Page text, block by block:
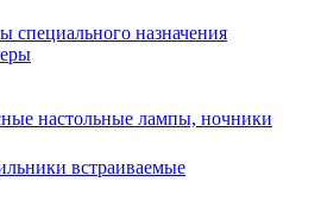
специального назначения
настольные лампы, ночники
встраиваемые